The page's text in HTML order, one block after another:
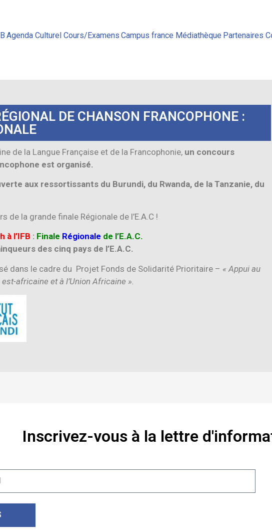
Agenda Culturel Cours/Examens Campus france Médiathèque Partenaires
DE CHANSON FRANCOPHONE :
de la Langue Française et de la Francophonie, un concours
est organisé.
aux ressortissants du Burundi, du Rwanda, de la Tanzanie, du
de la grande finale Régionale de l’E.A.C !
à l’IFB : Finale Régionale de l’E.A.C.
des cinq pays de l’E.A.C.
dans le cadre du Projet Fonds de Solidarité Prioritaire – « Appui au
africaine et à l’Union Africaine ».
Inscrivez-vous à la lettre